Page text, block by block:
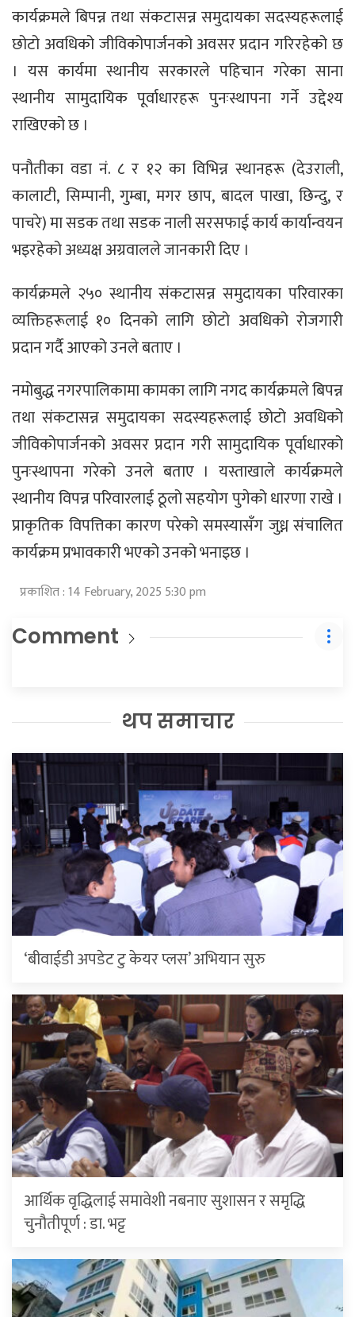
कार्यक्रमले बिपन्न तथा संकटासन्न समुदायका सदस्यहरूलाई
छोटो अवधिको जीविकोपार्जनको अवसर प्रदान गरिरहेको छ
। यस कार्यमा स्थानीय सरकारले पहिचान गरेका साना
स्थानीय सामुदायिक पूर्वाधारहरू पुनःस्थापना गर्ने उद्देश्य
राखिएको छ ।
पनौतीका वडा नं. ८ र १२ का विभिन्न स्थानहरू (देउराली,
कालाटी, सिम्पानी, गुम्बा, मगर छाप, बादल पाखा, छिन्दु, र
पाचरे) मा सडक तथा सडक नाली सरसफाई कार्य कार्यान्वयन
भइरहेको अध्यक्ष अग्रवालले जानकारी दिए ।
कार्यक्रमले २५० स्थानीय संकटासन्न समुदायका परिवारका
व्यक्तिहरूलाई १० दिनको लागि छोटो अवधिको रोजगारी
प्रदान गर्दै आएको उनले बताए ।
नमोबुद्ध नगरपालिकामा कामका लागि नगद कार्यक्रमले बिपन्न
तथा संकटासन्न समुदायका सदस्यहरूलाई छोटो अवधिको
जीविकोपार्जनको अवसर प्रदान गरी सामुदायिक पूर्वाधारको
पुनःस्थापना गरेको उनले बताए । यस्ताखाले कार्यक्रमले
स्थानीय विपन्न परिवारलाई ठूलो सहयोग पुगेको धारणा राखे ।
प्राकृतिक विपत्तिका कारण परेको समस्यासँग जुध्न संचालित
कार्यक्रम प्रभावकारी भएको उनको भनाइछ ।
प्रकाशित : 14 February, 2025 5:30 pm
Comment
थप समाचार
‘बीवाईडी अपडेट टु केयर प्लस’ अभियान सुरु
आर्थिक वृद्धिलाई समावेशी नबनाए सुशासन र समृद्धि
चुनौतीपूर्ण : डा. भट्ट